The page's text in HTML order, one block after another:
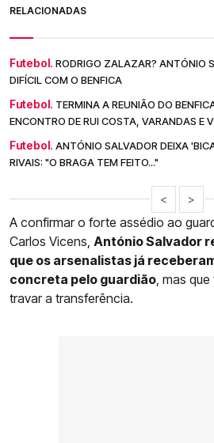
RELACIONADAS
Futebol. RODRIGO ZALAZAR? ANTÓNIO
DIFÍCIL COM O BENFICA
Futebol. TERMINA A REUNIÃO DO
ENCONTRO DE RUI COSTA, VARANDAS E
Futebol. ANTÓNIO SALVADOR DEIXA
RIVAIS: "O BRAGA TEM FEITO..."
< >
A confirmar o forte assédio ao
Carlos Vicens, António Salvador
que os arsenalistas já
concreta pelo guardião , mas
travar a transferência.